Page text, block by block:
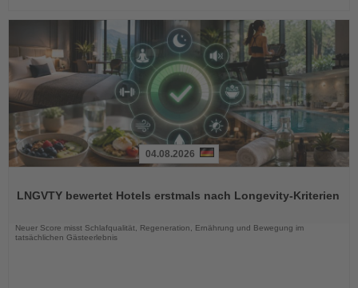
die
04.08.2026
LNGVTY bewertet Hotels erstmals nach Longevity-Kriterien
Neuer Score misst Schlafqualität, Regeneration, Ernährung und Bewegung im
tatsächlichen Gästeerlebnis